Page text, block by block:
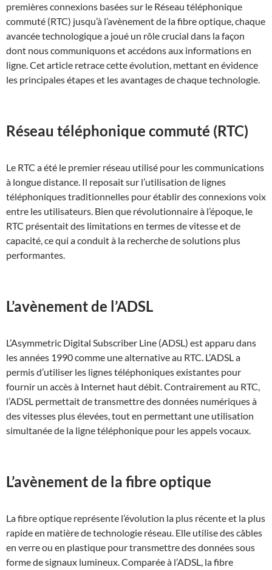
premières connexions basées sur le Réseau téléphonique
commuté (RTC) jusqu’à l’avènement de la fibre optique, chaque
avancée technologique a joué un rôle crucial dans la façon
dont nous communiquons et accédons aux informations en
ligne. Cet article retrace cette évolution, mettant en évidence
les principales étapes et les avantages de chaque technologie.
Réseau téléphonique commuté (RTC)
Le RTC a été le premier réseau utilisé pour les communications
à longue distance. Il reposait sur l’utilisation de lignes
téléphoniques traditionnelles pour établir des connexions voix
entre les utilisateurs. Bien que révolutionnaire à l’époque, le
RTC présentait des limitations en termes de vitesse et de
capacité, ce qui a conduit à la recherche de solutions plus
performantes.
L’avènement de l’ADSL
L’Asymmetric Digital Subscriber Line (ADSL) est apparu dans
les années 1990 comme une alternative au RTC. L’ADSL a
permis d’utiliser les lignes téléphoniques existantes pour
fournir un accès à Internet haut débit. Contrairement au RTC,
l’ADSL permettait de transmettre des données numériques à
des vitesses plus élevées, tout en permettant une utilisation
simultanée de la ligne téléphonique pour les appels vocaux.
L’avènement de la fibre optique
La fibre optique représente l’évolution la plus récente et la plus
rapide en matière de technologie réseau. Elle utilise des câbles
en verre ou en plastique pour transmettre des données sous
forme de signaux lumineux. Comparée à l’ADSL, la fibre